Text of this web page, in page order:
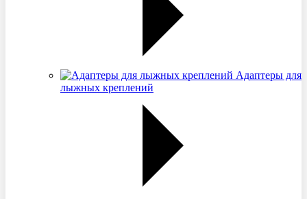
Адаптеры для
лыжных креплений